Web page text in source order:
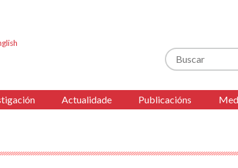
Buscar
Actualidade Publicacións